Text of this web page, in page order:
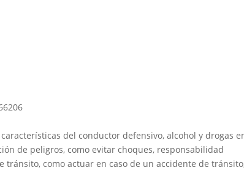
del conductor defensivo, alcohol y drogas
de peligros, como evitar choques, responsabilidad
como actuar en caso de un accidente de